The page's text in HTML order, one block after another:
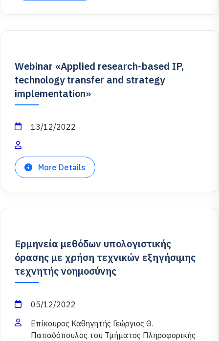
Webinar «Applied research-based IP,
technology transfer and strategy
implementation»
13/12/2022
More Details
Ερμηνεία μεθόδων υπολογιστικής
όρασης με χρήση τεχνικών εξηγήσιμης
τεχνητής νοημοσύνης
05/12/2022
Επίκουρος Καθηγητής Γεώργιος Θ.
Παπαδόπουλος του Τμήματος Πληροφορικής